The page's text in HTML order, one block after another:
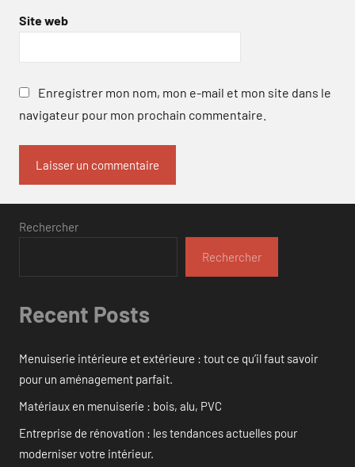
Site web
Enregistrer mon nom, mon e-mail et mon site dans le
navigateur pour mon prochain commentaire.
Rechercher
Rechercher
Recent Posts
Menuiserie intérieure et extérieure : tout ce qu’il faut savoir
pour un aménagement parfait.
Matériaux en menuiserie : bois, alu, PVC
Entreprise de rénovation : les tendances actuelles pour
moderniser votre intérieur.